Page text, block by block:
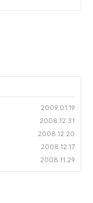
2009.01.19
2008.12.31
2008.12.20
2008.12.17
2008.11.29